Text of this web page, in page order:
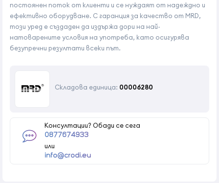
постоянен поток от клиенти и се нуждаят от надеждно и
ефективно оборудване. С гаранция за качество от MRD,
този уред е създаден да издържа дори на най-
натоварените условия на употреба, като осигурява
безупречни резултати всеки път.
Складова единица: 00006280
Консултации? Обади се сега
0877674933
или
info@crodi.eu